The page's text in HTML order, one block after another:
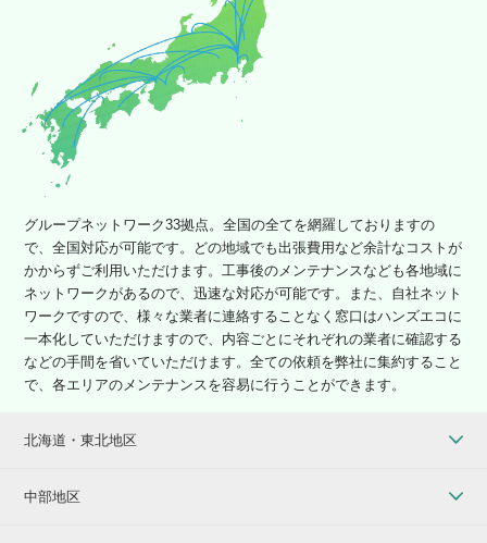
グループネットワーク33拠点。全国の全てを網羅しておりますの
で、全国対応が可能です。どの地域でも出張費用など余計なコストが
かからずご利用いただけます。工事後のメンテナンスなども各地域に
ネットワークがあるので、迅速な対応が可能です。また、自社ネット
ワークですので、様々な業者に連絡することなく窓口はハンズエコに
一本化していただけますので、内容ごとにそれぞれの業者に確認する
などの手間を省いていただけます。全ての依頼を弊社に集約すること
で、各エリアのメンテナンスを容易に行うことができます。
北海道・東北地区
中部地区